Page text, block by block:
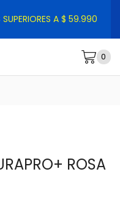
A $ 59.990
0
ROSA